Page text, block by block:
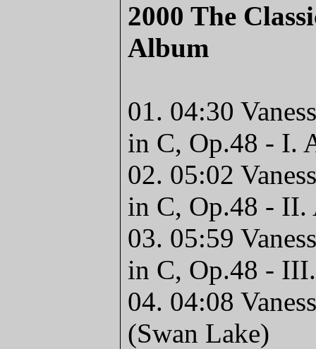
2000 The
Album
01. 04:30
in C, Op.48 - I.
02. 05:02
in C, Op.48 - II.
03. 05:59
in C, Op.48 -
04. 04:08
(Swan Lake)